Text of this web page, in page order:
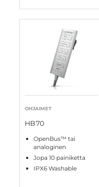
OHJAIMET
HB70
OpenBus™ tai
analoginen
Jopa 10 painiketta
IPX6 Washable